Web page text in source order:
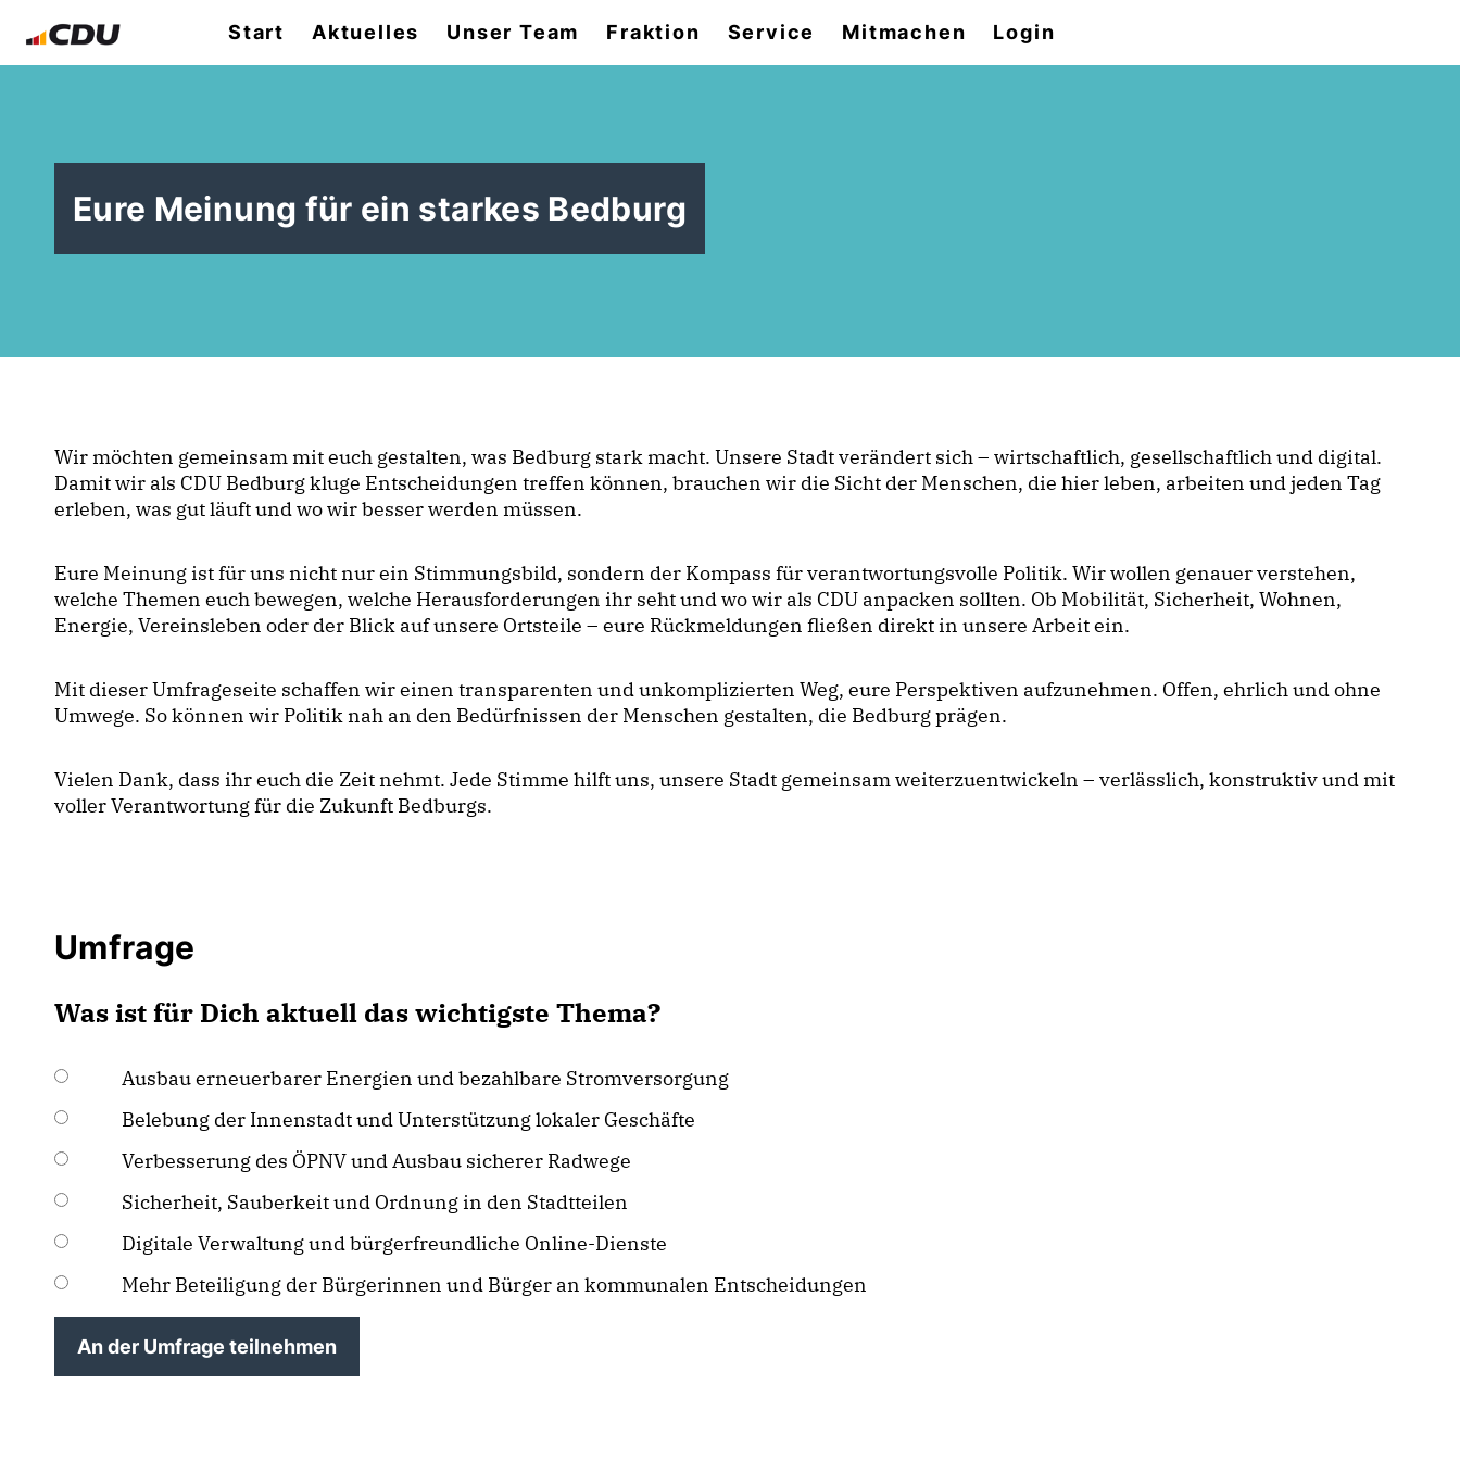
Start Aktuelles Unser Team Fraktion Service Mitmachen Login
Eure Meinung für ein starkes Bedburg
Wir möchten gemeinsam mit euch gestalten, was Bedburg stark macht. Unsere Stadt verändert sich – wirtschaftlich, gesellschaftlich und digital.
Damit wir als CDU Bedburg kluge Entscheidungen treffen können, brauchen wir die Sicht der Menschen, die hier leben, arbeiten und jeden Tag
erleben, was gut läuft und wo wir besser werden müssen.
Eure Meinung ist für uns nicht nur ein Stimmungsbild, sondern der Kompass für verantwortungsvolle Politik. Wir wollen genauer verstehen,
welche Themen euch bewegen, welche Herausforderungen ihr seht und wo wir als CDU anpacken sollten. Ob Mobilität, Sicherheit, Wohnen,
Energie, Vereinsleben oder der Blick auf unsere Ortsteile – eure Rückmeldungen fließen direkt in unsere Arbeit ein.
Mit dieser Umfrageseite schaffen wir einen transparenten und unkomplizierten Weg, eure Perspektiven aufzunehmen. Offen, ehrlich und ohne
Umwege. So können wir Politik nah an den Bedürfnissen der Menschen gestalten, die Bedburg prägen.
Vielen Dank, dass ihr euch die Zeit nehmt. Jede Stimme hilft uns, unsere Stadt gemeinsam weiterzuentwickeln – verlässlich, konstruktiv und mit
voller Verantwortung für die Zukunft Bedburgs.
Umfrage
Was ist für Dich aktuell das wichtigste Thema?
Ausbau erneuerbarer Energien und bezahlbare Stromversorgung
Belebung der Innenstadt und Unterstützung lokaler Geschäfte
Verbesserung des ÖPNV und Ausbau sicherer Radwege
Sicherheit, Sauberkeit und Ordnung in den Stadtteilen
Digitale Verwaltung und bürgerfreundliche Online-Dienste
Mehr Beteiligung der Bürgerinnen und Bürger an kommunalen Entscheidungen
An der Umfrage teilnehmen